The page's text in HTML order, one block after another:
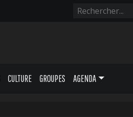
CULTURE GROUPES AGENDA